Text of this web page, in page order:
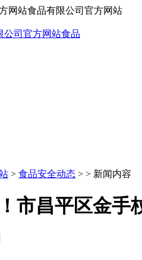
网站食品有限公司官方网站
> 食品安全动态 > > 新闻内容
市昌平区金手